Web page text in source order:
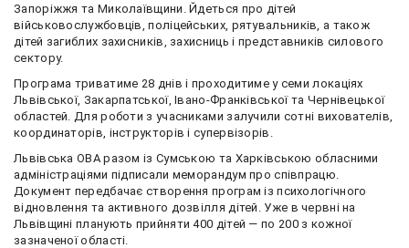
Запоріжжя та Миколаївщини. Йдеться про дітей
військовослужбовців, поліцейських, рятувальників, а також
дітей загиблих захисників, захисниць і представників силового
сектору.
Програма триватиме 28 днів і проходитиме у семи локаціях
Львівської, Закарпатської, Івано-Франківської та Чернівецької
областей. Для роботи з учасниками залучили сотні вихователів,
координаторів, інструкторів і супервізорів.
Львівська ОВА разом із Сумською та Харківською обласними
адміністраціями підписали меморандум про співпрацю.
Документ передбачає створення програм із психологічного
відновлення та активного дозвілля дітей. Уже в червні на
Львівщині планують прийняти 400 дітей — по 200 з кожної
зазначеної області.